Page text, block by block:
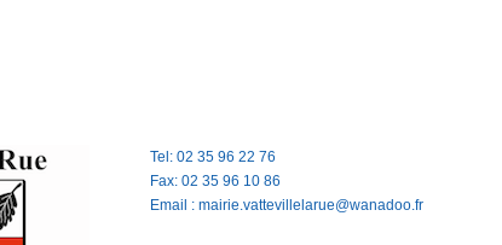
Tel: 02 35 96 22 76
Fax: 02 35 96 10 86
Email : mairie.vattevillelarue@wanadoo.fr